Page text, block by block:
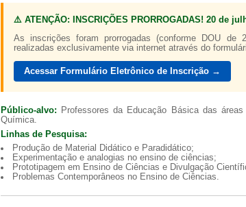
⚠️ ATENÇÃO: INSCRIÇÕES PRORROGADAS! 20 de
As inscrições foram prorrogadas (conforme DOU de
realizadas exclusivamente via internet através do
Acessar Formulário Eletrônico de Inscrição →
Público-alvo: Professores da Educação Básica das
Química.
Linhas de Pesquisa:
Produção de Material Didático e Paradidático;
Experimentação e analogias no ensino de ciências;
Prototipagem em Ensino de Ciências e Divulgação
Problemas Contemporâneos no Ensino de Ciências.
https://www.youtube.com/